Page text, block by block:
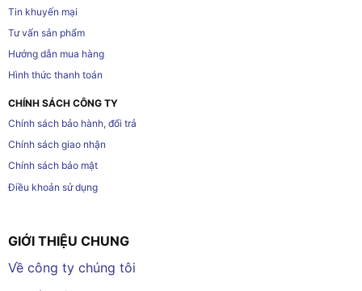
Tin khuyến mại
Tư vấn sản phẩm
Hướng dẫn mua hàng
Hình thức thanh toán
CHÍNH SÁCH CÔNG TY
Chính sách bảo hành, đổi trả
Chính sách giao nhận
Chính sách bảo mật
Điều khoản sử dụng
GIỚI THIỆU CHUNG
Về công ty chúng tôi